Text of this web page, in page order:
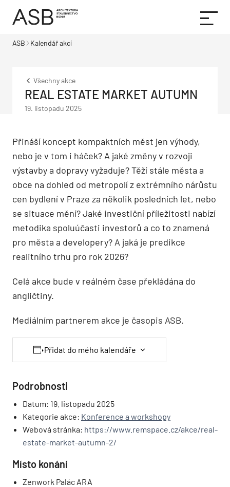
ASB Kalendář akcí
Všechny akce
REAL ESTATE MARKET AUTUMN
19. listopadu 2025
Přináší koncept kompaktních měst jen výhody,
nebo je v tom i háček? A jaké změny v rozvoji
výstavby a dopravy vyžaduje? Těží stále města a
obce na dohled od metropolí z extrémního nárůstu
cen bydlení v Praze za několik posledních let, nebo
se situace mění? Jaké investiční příležitosti nabízí
metodika spoluúčasti investorů a co to znamená
pro města a developery? A jaká je predikce
realitního trhu pro rok 2026?
Celá akce bude v reálném čase překládána do
angličtiny.
Mediálním partnerem akce je časopis ASB.
Přidat do mého kalendáře
Podrobnosti
Datum: 19. listopadu 2025
Kategorie akce: Konference a workshopy
Webová stránka: https://www.remspace.cz/akce/real-
estate-market-autumn-2/
Místo konání
Zenwork Palác ARA